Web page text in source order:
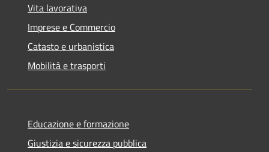
Vita lavorativa
Imprese e Commercio
Catasto e urbanistica
Mobilità e trasporti
Educazione e formazione
Giustizia e sicurezza pubblica